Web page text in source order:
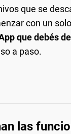
que se
con un
que debés
a paso.
las